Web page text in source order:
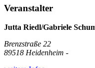
Veranstalter
Jutta Riedl/Gabriele
Brenzstraße 22
89518 Heidenheim -